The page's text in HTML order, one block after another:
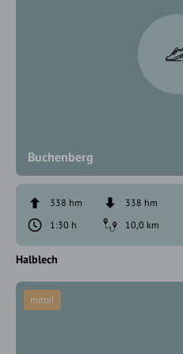
Buchenberg
338 hm
338 hm
1:30 h
10,0 km
Halblech
mittel